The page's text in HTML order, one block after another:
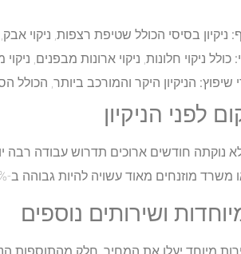
ניקיון בסיסי הכולל שטיפת רצפות, ניקוי
כולל ניקוי חלונות, ניקוי ארונות מבפנים,
שיפוץ: הניקיון היקר והמורכב ביותר, הכולל
לפני הניקיון
נוקתה חודשים ארוכים תדרוש עבודה רבה
משרד מוזנחים מאוד עשויה להיות גבוהה ב-20-30%.
ושירותים נוספים
מיוחד יעלו את המחיר. חלק מהתוספות